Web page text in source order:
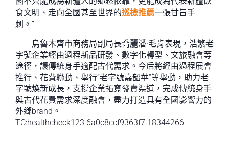
食文明、走向全國甚至世界的巡檢推薦一張甘旨手
刺。”
烏魯木齊市商務局副局長喬麗潘·毛肯表現，浩繁老
字號企業經由過程新品研發、數字化轉型、文旅融會等
途徑，讓傳統身手適配古代需求。今后將經由過程展會
推行、花費聯動、舉行“老字號嘉韶華”等舉動，助力老
字號煥新成長，支撐企業拓寬發賣渠道，完成傳統身手
與古代花費需求深度融會，盡力打造具有全國影響力的
外鄉brand。
TC:healthcheck123 6a0c8ccf9363f7.18344266